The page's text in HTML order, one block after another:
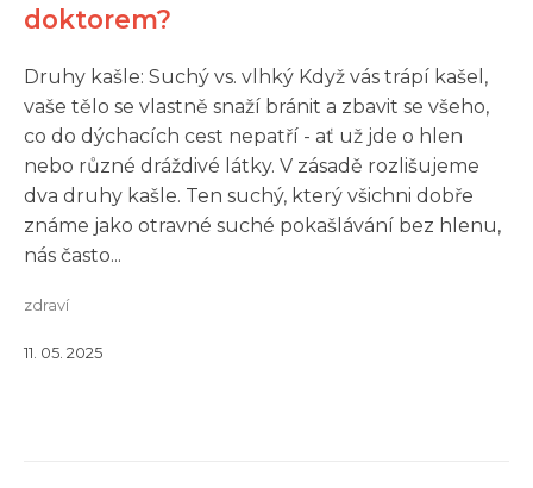
doktorem?
Druhy kašle: Suchý vs. vlhký Když vás trápí kašel,
vaše tělo se vlastně snaží bránit a zbavit se všeho,
co do dýchacích cest nepatří - ať už jde o hlen
nebo různé dráždivé látky. V zásadě rozlišujeme
dva druhy kašle. Ten suchý, který všichni dobře
známe jako otravné suché pokašlávání bez hlenu,
nás často...
zdraví
11. 05. 2025